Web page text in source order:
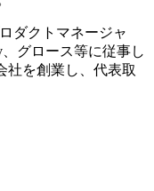
ダクトマネージャ
グロース等に従事し
社を創業し、代表取